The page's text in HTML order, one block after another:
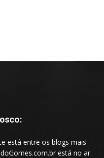
está entre os blogs mais
está no ar